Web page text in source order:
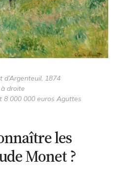
d’Argenteuil, 1874
droite
8 000 000 euros Aguttes
les
Monet ?